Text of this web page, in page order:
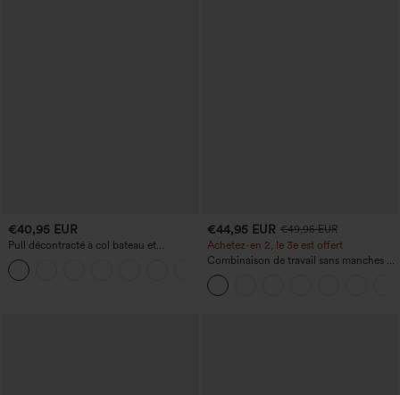
€40,95 EUR
Pull décontracté à col bateau et
manches chauve-souris
€44,95 EUR €49,95 EUR
Achetez-en 2, le 3e est offert
Combinaison de travail sans manches à
encolure bateau, côtés noués, toucher
frais, rayée, avec poches — Édition Easy
Peezy